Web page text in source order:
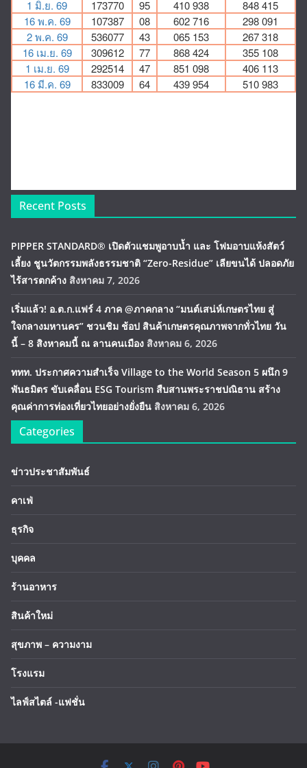
Recent Posts
PIPPER STANDARD® เปิดตัวแชมพูอาบน้ำ และ โฟมอาบแห้งสัตว์
เลี้ยง ชูนวัตกรรมพลังธรรมชาติ “Zero-Residue” เลียขนได้ ปลอดภัย
ไร้สารตกค้าง สิงหาคม 7, 2026
เริ่มแล้ว! อ.ต.ก.แฟร์ 4 ภาค @ภาคกลาง “มนต์เสน่ห์เกษตรไทย สู่
ใจกลางมหานคร” ชวนชิม ช้อป สินค้าเกษตรคุณภาพจากทั่วไทย วัน
นี้ – 8 สิงหาคมนี้ ณ ลานคนเมือง สิงหาคม 6, 2026
ททท. ประกาศความสำเร็จ Village to the World Season 5 ผนึก 9
พันธมิตร ขับเคลื่อน ESG Tourism สืบสานพระราชปณิธาน สร้าง
คุณค่าการท่องเที่ยวไทยอย่างยั่งยืน สิงหาคม 6, 2026
Categories
ข่าวประชาสัมพันธ์
คาเฟ่
ธุรกิจ
บุคคล
ร้านอาหาร
สินค้าใหม่
สุขภาพ – ความงาม
โรงแรม
ไลฟ์สไตล์ -แฟชั่น